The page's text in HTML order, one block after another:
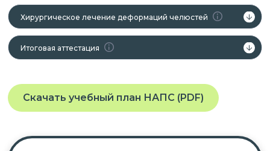
Хирургическое лечение деформаций челюстей
Итоговая аттестация
Скачать учебный план НАПС (PDF)